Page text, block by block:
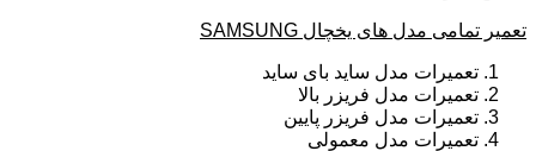
تعمیر تمامی مدل های یخچال SAMSUNG
تعمیرات مدل ساید بای ساید
تعمیرات مدل فریزر بالا
تعمیرات مدل فریزر پایین
تعمیرات مدل معمولی